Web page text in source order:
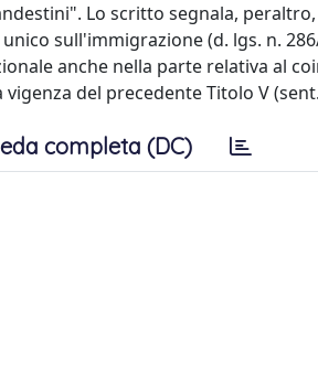
Lo scritto segnala,
sull'immigrazione (d. lgs. n.
anche nella parte relativa al
del precedente Titolo V
completa (DC)